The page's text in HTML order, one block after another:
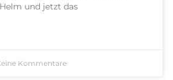
und jetzt das
Kommentare